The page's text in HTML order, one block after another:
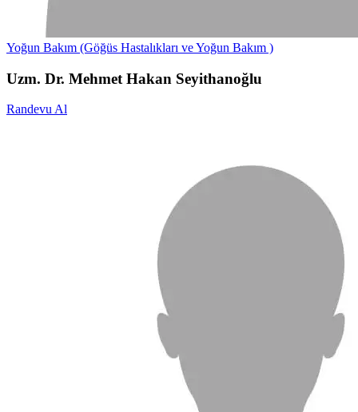
Yoğun Bakım (Göğüs Hastalıkları ve Yoğun Bakım )
Uzm. Dr. Mehmet Hakan Seyithanoğlu
Randevu Al